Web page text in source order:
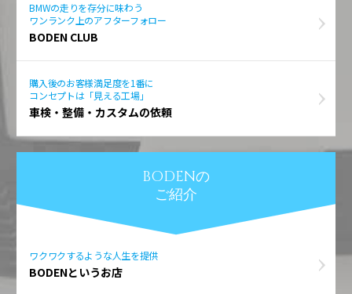
BMWの走りを存分に味わう
ワンランク上のアフターフォロー
BODEN CLUB
購入後のお客様満足度を1番に
コンセプトは「見える工場」
車検・整備・カスタムの依頼
BODENの
ご紹介
ワクワクするような人生を提供
BODENというお店